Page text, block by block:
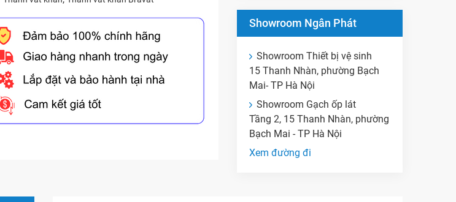
Showroom Ngân Phát
Showroom Thiết bị vệ sinh
15 Thanh Nhàn, phường Bạch
Mai- TP Hà Nội
Showroom Gạch ốp lát
Tầng 2, 15 Thanh Nhàn, phường
Bạch Mai - TP Hà Nội
Xem đường đi